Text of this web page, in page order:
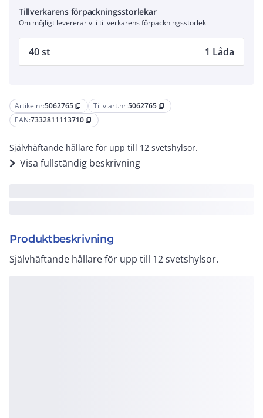
Artikelnr:5062765 content_copy Tillv.art.nr:5062765 content_copy
EAN:7332811113710 content_copy
Självhäftande hållare för upp till 12 svetshylsor.
Visa fullständig beskrivning
Produktbeskrivning
Självhäftande hållare för upp till 12 svetshylsor.
Tillverkarens förpackningsstorlekar
Om möjligt levererar vi i tillverkarens förpackningsstorlek
40 st 1 Låda